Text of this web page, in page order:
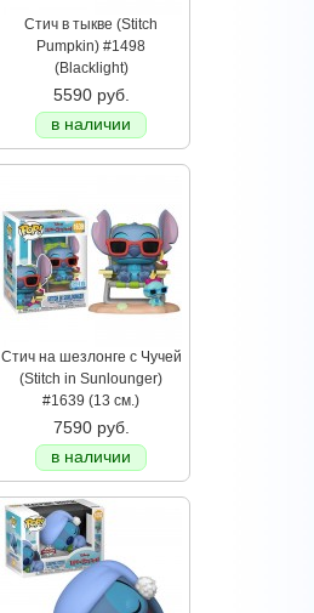
Стич в тыкве (Stitch
Pumpkin) #1498
(Blacklight)
5590 руб.
в наличии
Стич на шезлонге с Чучей
(Stitch in Sunlounger)
#1639 (13 см.)
7590 руб.
в наличии